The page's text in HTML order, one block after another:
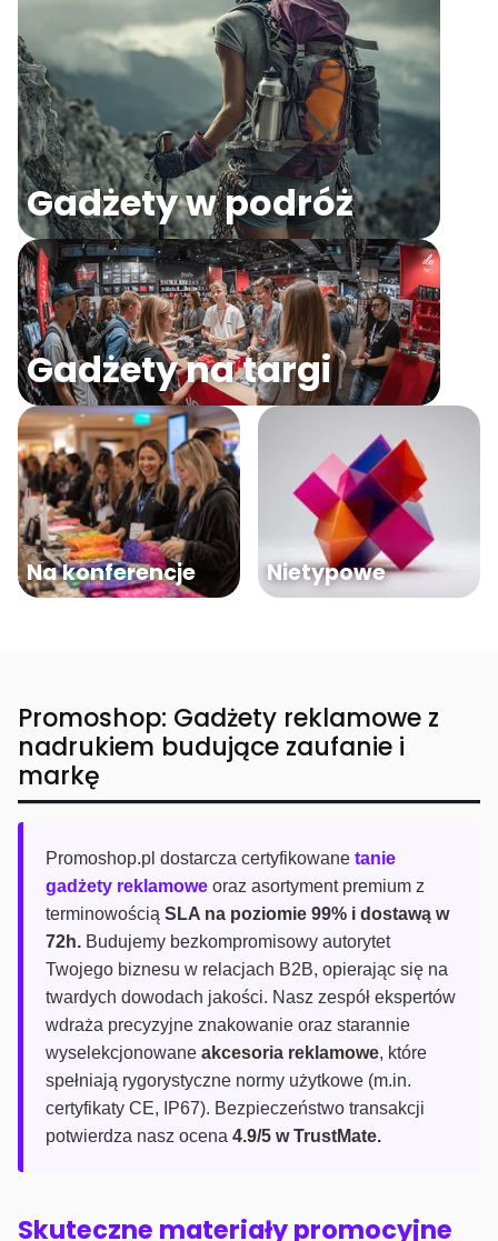
Gadżety w podróż
Gadżety na targi
Na konferencje Nietypowe
Promoshop: Gadżety reklamowe z
nadrukiem budujące zaufanie i
markę
Promoshop.pl dostarcza certyfikowane tanie
gadżety reklamowe oraz asortyment premium z
terminowością SLA na poziomie 99% i dostawą w
72h. Budujemy bezkompromisowy autorytet
Twojego biznesu w relacjach B2B, opierając się na
twardych dowodach jakości. Nasz zespół ekspertów
wdraża precyzyjne znakowanie oraz starannie
wyselekcjonowane akcesoria reklamowe, które
spełniają rygorystyczne normy użytkowe (m.in.
certyfikaty CE, IP67). Bezpieczeństwo transakcji
potwierdza nasz ocena 4.9/5 w TrustMate.
Skuteczne materiały promocyjne